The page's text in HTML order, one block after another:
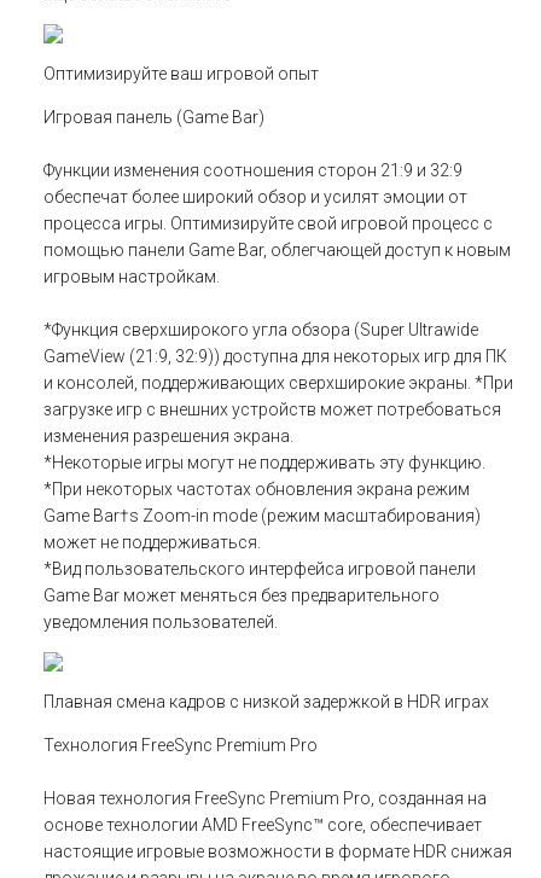
Оптимизируйте ваш игровой опыт
Игровая панель (Game Bar)
Функции изменения соотношения сторон 21:9 и 32:9
обеспечат более широкий обзор и усилят эмоции от
процесса игры. Оптимизируйте свой игровой процесс с
помощью панели Game Bar, облегчающей доступ к новым
игровым настройкам.
*Функция сверхширокого угла обзора (Super Ultrawide
GameView (21:9, 32:9)) доступна для некоторых игр для ПК
и консолей, поддерживающих сверхширокие экраны. *При
загрузке игр с внешних устройств может потребоваться
изменения разрешения экрана.
*Некоторые игры могут не поддерживать эту функцию.
*При некоторых частотах обновления экрана режим
Game Bar†s Zoom-in mode (режим масштабирования)
может не поддерживаться.
*Вид пользовательского интерфейса игровой панели
Game Bar может меняться без предварительного
уведомления пользователей.
Плавная смена кадров с низкой задержкой в HDR играх
Технология FreeSync Premium Pro
Новая технология FreeSync Premium Pro, созданная на
основе технологии AMD FreeSync™ core, обеспечивает
настоящие игровые возможности в формате HDR снижая